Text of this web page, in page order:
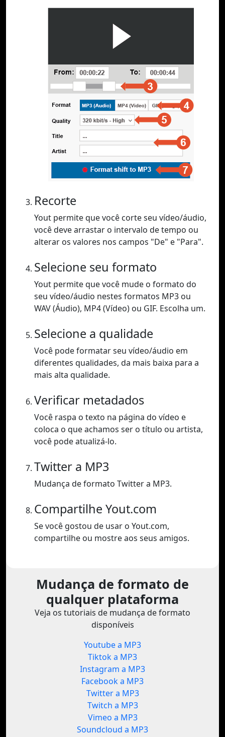
Recorte
Yout permite que você corte seu vídeo/áudio,
você deve arrastar o intervalo de tempo ou
alterar os valores nos campos "De" e "Para".
Selecione seu formato
Yout permite que você mude o formato do
seu vídeo/áudio nestes formatos MP3 ou
WAV (Áudio), MP4 (Vídeo) ou GIF. Escolha um.
Selecione a qualidade
Você pode formatar seu vídeo/áudio em
diferentes qualidades, da mais baixa para a
mais alta qualidade.
Verificar metadados
Você raspa o texto na página do vídeo e
coloca o que achamos ser o título ou artista,
você pode atualizá-lo.
Twitter a MP3
Mudança de formato Twitter a MP3.
Compartilhe Yout.com
Se você gostou de usar o Yout.com,
compartilhe ou mostre aos seus amigos.
Mudança de formato de
qualquer plataforma
Veja os tutoriais de mudança de formato
disponíveis
Youtube a MP3
Tiktok a MP3
Instagram a MP3
Facebook a MP3
Twitter a MP3
Twitch a MP3
Vimeo a MP3
Soundcloud a MP3